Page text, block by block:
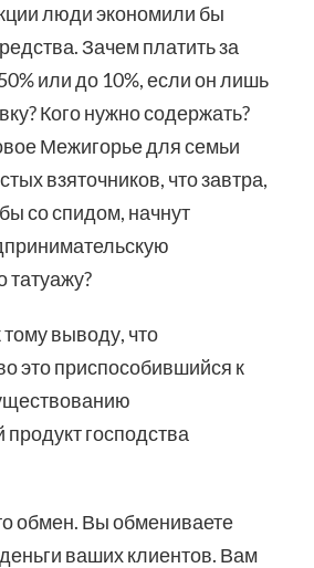
люди экономили бы
Зачем платить за
или до 10%, если он лишь
Кого нужно содержать?
Межигорье для семьи
взяточников, что завтра,
со спидом, начнут
татуажу?
выводу, что
это приспособившийся к
господства
обмен. Вы обмениваете
ваших клиентов. Вам